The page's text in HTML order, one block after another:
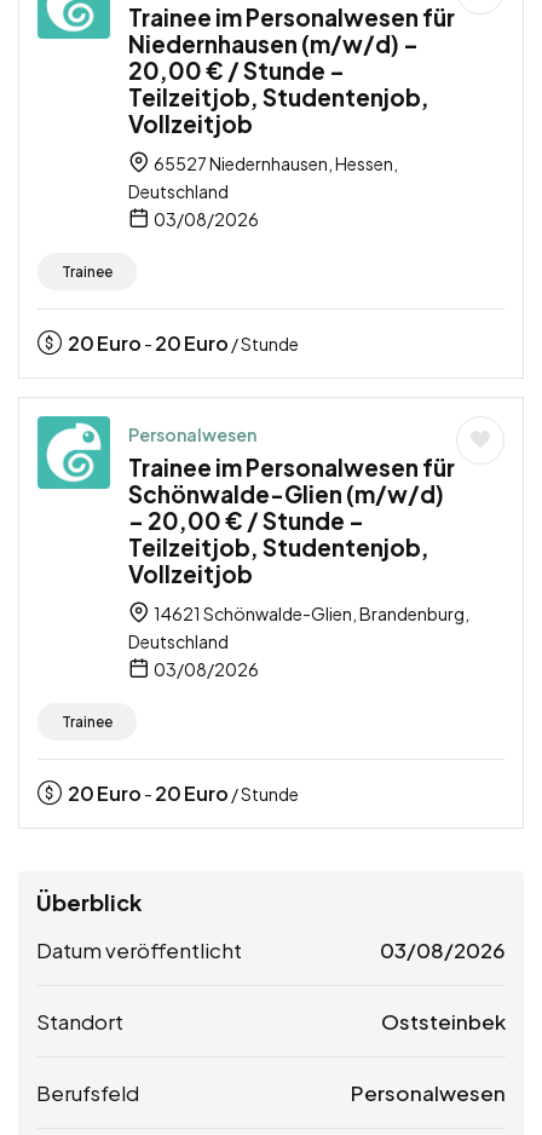
Trainee im Personalwesen für
Niedernhausen (m/w/d) –
20,00 € / Stunde –
Teilzeitjob, Studentenjob,
Vollzeitjob
65527 Niedernhausen, Hessen,
Deutschland
03/08/2026
Trainee
20Euro - 20Euro / Stunde
Personalwesen
Trainee im Personalwesen für
Schönwalde-Glien (m/w/d)
– 20,00 € / Stunde –
Teilzeitjob, Studentenjob,
Vollzeitjob
14621 Schönwalde-Glien, Brandenburg,
Deutschland
03/08/2026
Trainee
20Euro - 20Euro / Stunde
Überblick
Datum veröffentlicht 03/08/2026
Standort Oststeinbek
Berufsfeld Personalwesen